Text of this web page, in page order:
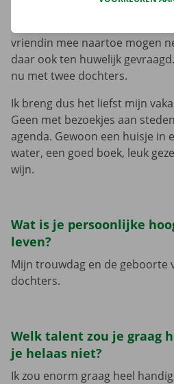
ik er voor de eerste keer mijn
vriendin mee naartoe mogen
daar ook ten huwelijk
nu met twee dochters.
Ik breng dus het liefst mijn
Geen met bezoekjes aan
agenda. Gewoon een huisje in
water, een goed boek, leuk
wijn.
Wat is je persoonlijke
leven?
Mijn trouwdag en de geboorte
dochters.
Welk talent zou je graag
je helaas niet?
Ik zou enorm graag heel